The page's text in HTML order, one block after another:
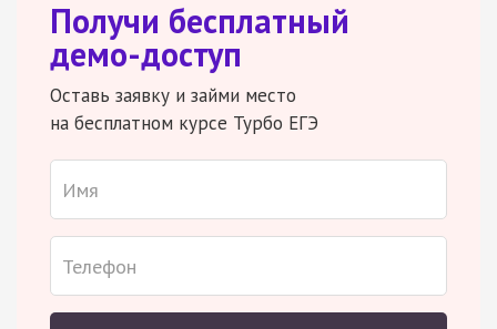
Получи бесплатный
демо-доступ
Оставь заявку и займи место
на бесплатном курсе Турбо ЕГЭ